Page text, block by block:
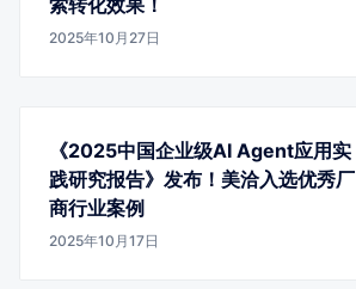
2025年10月27日
《2025中国企业级AI Agent应用实
践研究报告》发布！美洽入选优秀厂
商行业案例
2025年10月17日